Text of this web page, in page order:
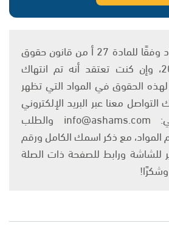
يتم الاستخدام المواد وفقًا للمادة 27 أ من قانون حقوق
التأليف والنشر 2007، وإن كنت تعتقد أنه تم انتهاك
الحقوق في المواد التي تظهر
معنا عبر البريد الإلكتروني
على العنوان التالي: info@ashams.com والطلب
المواد، مع ذكر اسمك الكامل ورقم
للشاشة ورابط للصفحة ذات الصلة